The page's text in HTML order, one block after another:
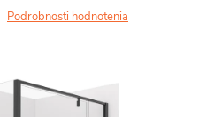
Podrobnosti hodnotenia